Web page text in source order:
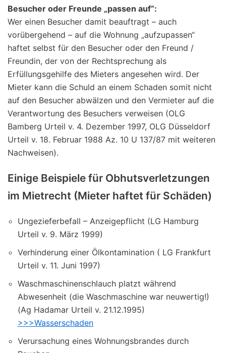
Besucher oder Freunde „passen auf“:
Wer einen Besucher damit beauftragt – auch
vorübergehend – auf die Wohnung „aufzupassen“
haftet selbst für den Besucher oder den Freund /
Freundin, der von der Rechtsprechung als
Erfüllungsgehilfe des Mieters angesehen wird. Der
Mieter kann die Schuld an einem Schaden somit nicht
auf den Besucher abwälzen und den Vermieter auf die
Verantwortung des Besuchers verweisen (OLG
Bamberg Urteil v. 4. Dezember 1997, OLG Düsseldorf
Urteil v. 18. Februar 1988 Az. 10 U 137/87 mit weiteren
Nachweisen).
Einige Beispiele für Obhutsverletzungen
im Mietrecht (Mieter haftet für Schäden)
Ungezieferbefall – Anzeigepflicht (LG Hamburg
Urteil v. 9. März 1999)
Verhinderung einer Ölkontamination ( LG Frankfurt
Urteil v. 11. Juni 1997)
Waschmaschinenschlauch platzt während
Abwesenheit (die Waschmaschine war neuwertig!)
(Ag Hadamar Urteil v. 21.12.1995)
>>>Wasserschaden
Verursachung eines Wohnungsbrandes durch